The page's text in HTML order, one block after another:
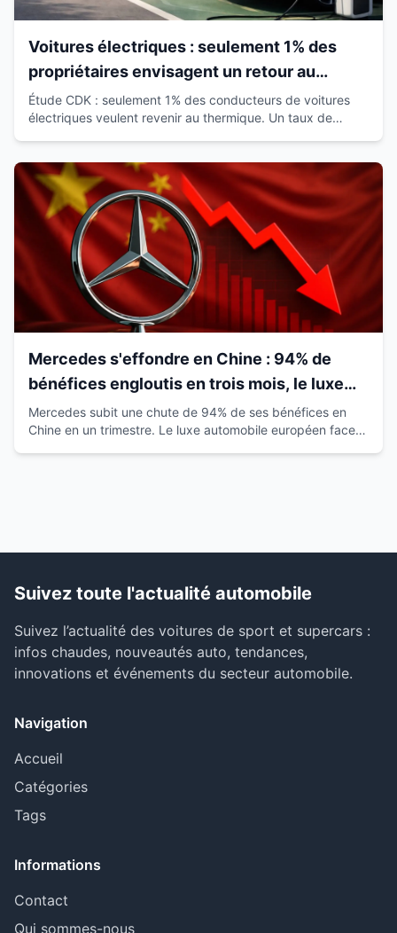
Voitures électriques : seulement 1% des
propriétaires envisagent un retour au
thermique
Étude CDK : seulement 1% des conducteurs de voitures
électriques veulent revenir au thermique. Un taux de
Mercedes s'effondre en Chine : 94% de
bénéfices engloutis en trois mois, le luxe
européen vacille
Mercedes subit une chute de 94% de ses bénéfices en
Chine en un trimestre. Le luxe automobile européen face à
Suivez toute l'actualité automobile
Suivez l’actualité des voitures de sport et supercars :
infos chaudes, nouveautés auto, tendances,
innovations et événements du secteur automobile.
Navigation
Accueil
Catégories
Tags
Informations
Contact
Qui sommes-nous